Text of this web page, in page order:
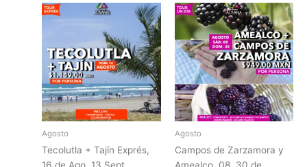
Agosto
Tecolutla + Tajín Exprés,
Este
tiene
múltiples
variantes.
Las
opciones
se
elegir
en
Agosto
Campos de Zarzamora y
Este
producto
tiene
múltiples
variantes.
Las
opciones
se
elegir
en